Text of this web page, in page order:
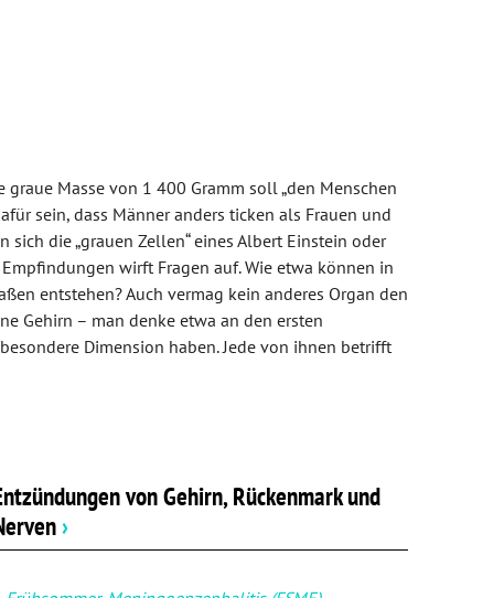
Masse von 1 400 Gramm soll „den Menschen
sein, dass Männer anders ticken als Frauen und
die „grauen Zellen“ eines Albert Einstein oder
wirft Fragen auf. Wie etwa können in
entstehen? Auch vermag kein anderes Organ den
Gehirn – man denke etwa an den ersten
Dimension haben. Jede von ihnen betrifft
von Gehirn, Rückenmark und
›